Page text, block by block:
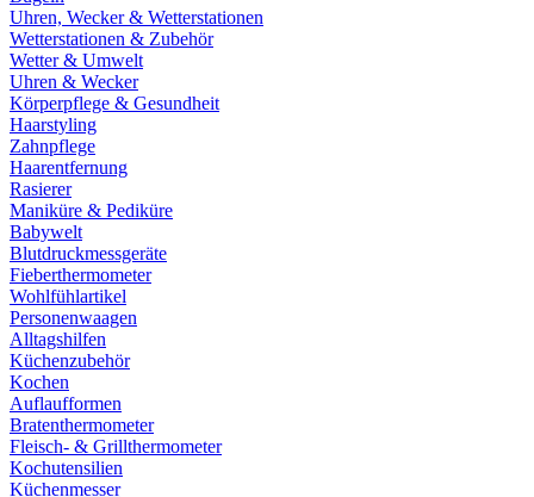
Uhren, Wecker & Wetterstationen
Wetterstationen & Zubehör
Wetter & Umwelt
Uhren & Wecker
Körperpflege & Gesundheit
Haarstyling
Zahnpflege
Haarentfernung
Rasierer
Maniküre & Pediküre
Babywelt
Blutdruckmessgeräte
Fieberthermometer
Wohlfühlartikel
Personenwaagen
Alltagshilfen
Küchenzubehör
Kochen
Auflaufformen
Bratenthermometer
Fleisch- & Grillthermometer
Kochutensilien
Küchenmesser